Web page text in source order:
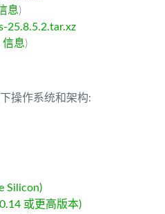
息)
25.8.5.2.tar.xz
信息)
操作系统和架构:
Silicon)
或更高版本)